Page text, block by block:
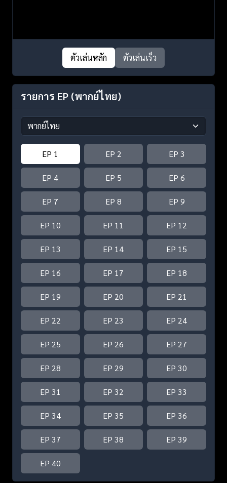
ตัวเล่นหลัก ตัวเล่นเร็ว
รายการ EP (พากย์ไทย)
EP 1 EP 2 EP 3
EP 4 EP 5 EP 6
EP 7 EP 8 EP 9
EP 10 EP 11 EP 12
EP 13 EP 14 EP 15
EP 16 EP 17 EP 18
EP 19 EP 20 EP 21
EP 22 EP 23 EP 24
EP 25 EP 26 EP 27
EP 28 EP 29 EP 30
EP 31 EP 32 EP 33
EP 34 EP 35 EP 36
EP 37 EP 38 EP 39
EP 40